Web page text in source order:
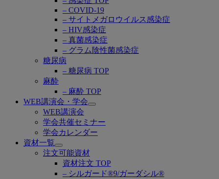
– COVID-19
– サイトメガロウイルス感染症
– HIV感染症
– 真菌感染症
– グラム陰性菌感染症
糖尿病
– 糖尿病 TOP
麻酔
– 麻酔 TOP
WEB講演会・学会
Open
WEB講演会
学会共催セミナー
学会カレンダー
資材一覧
Open
submenu
注文可能資材
資材注文 TOP
– シルガード®9/ガーダシル®